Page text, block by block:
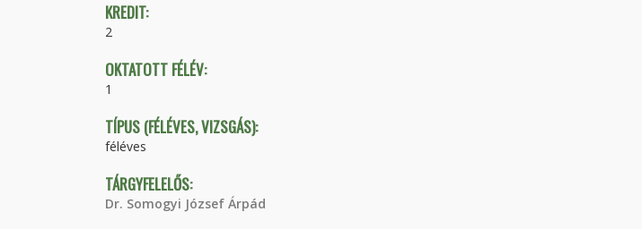
KREDIT:
2
OKTATOTT FÉLÉV:
1
TÍPUS (FÉLÉVES, VIZSGÁS):
féléves
TÁRGYFELELŐS:
Dr. Somogyi József Árpád